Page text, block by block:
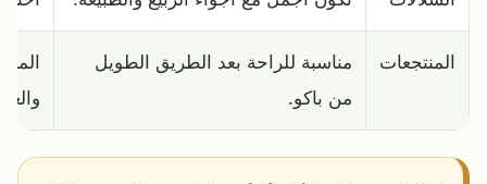
المنتجعات
مناسبة للراحة بعد الطريق الطويل
من باكو.